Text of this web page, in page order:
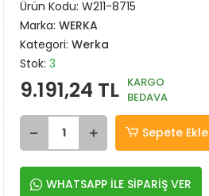
Ürün Kodu: W211-8715
Marka: WERKA
Kategori: Werka
Stok: 3
9.191,24 TL KARGO
BEDAVA
Sepete Ekle
WHATSAPP İLE SİPARİŞ VER